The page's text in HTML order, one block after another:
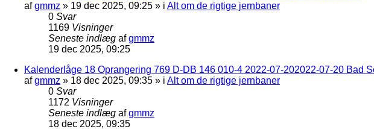
afgmmz » 19 dec 2025, 09:25 » i Alt om de rigtige jernbaner
0 Svar
1169 Visninger
Seneste indlæg afgmmz
19 dec 2025, 09:25
Kalenderlåge 18 Oprangering 769 D-DB 146 010-4 2022-07-202022-07-20 Bad
afgmmz » 18 dec 2025, 09:35 » i Alt om de rigtige jernbaner
0 Svar
1172 Visninger
Seneste indlæg afgmmz
18 dec 2025, 09:35